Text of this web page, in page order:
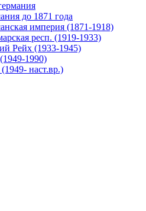
до 1871 года
империя (1871-1918)
респ. (1919-1933)
Рейх (1933-1945)
1990)
наст.вр.)